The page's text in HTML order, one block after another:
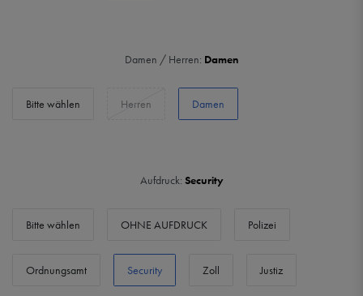
Damen / Herren: Damen
Bitte wählen Herren Damen
Aufdruck: Security
Bitte wählen OHNE AUFDRUCK Polizei
Ordnungsamt Security Zoll Justiz